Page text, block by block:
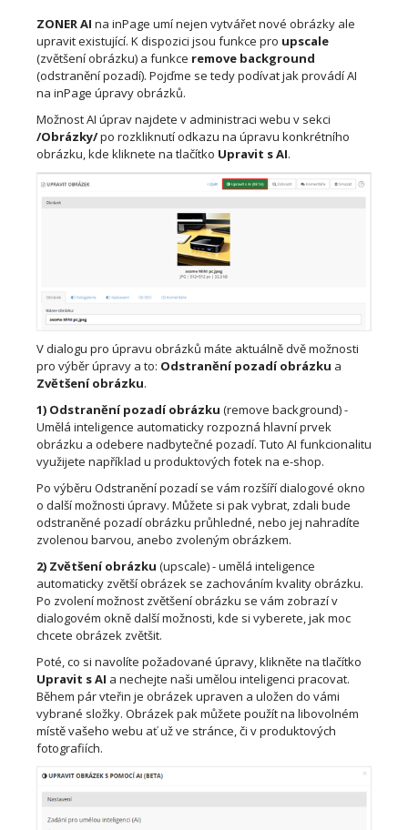
ZONER AI na inPage umí nejen vytvářet nové obrázky ale
upravit existující. K dispozici jsou funkce pro upscale
(zvětšení obrázku) a funkce remove background
(odstranění pozadí). Pojďme se tedy podívat jak provádí AI
na inPage úpravy obrázků.
Možnost AI úprav najdete v administraci webu v sekci
/Obrázky/po rozkliknutí odkazu na úpravu konkrétního
obrázku, kde kliknete na tlačítko Upravit s AI.
V dialogu pro úpravu obrázků máte aktuálně dvě možnosti
pro výběr úpravy a to: Odstranění pozadí obrázku a
Zvětšení obrázku.
1) Odstranění pozadí obrázku (remove background) -
Umělá inteligence automaticky rozpozná hlavní prvek
obrázku a odebere nadbytečné pozadí. Tuto AI funkcionalitu
využijete například u produktových fotek na e-shop.
Po výběru Odstranění pozadí se vám rozšíří dialogové okno
o další možnosti úpravy. Můžete si pak vybrat, zdali bude
odstraněné pozadí obrázku průhledné, nebo jej nahradíte
zvolenou barvou, anebo zvoleným obrázkem.
2) Zvětšení obrázku (upscale) - umělá inteligence
automaticky zvětší obrázek se zachováním kvality obrázku.
Po zvolení možnost zvětšení obrázku se vám zobrazí v
dialogovém okně další možnosti, kde si vyberete, jak moc
chcete obrázek zvětšit.
Poté, co si navolíte požadované úpravy, klikněte na tlačítko
Upravit s AI a nechejte naši umělou inteligenci pracovat.
Během pár vteřin je obrázek upraven a uložen do vámi
vybrané složky. Obrázek pak můžete použít na libovolném
místě vašeho webu ať už ve stránce, či v produktových
fotografiích.